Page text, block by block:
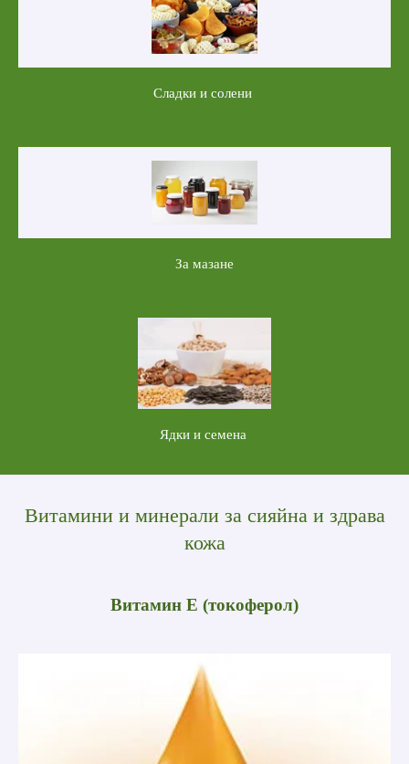
Сладки и солени
За мазане
Ядки и семена
Витамини и минерали за сияйна и здрава
кожа
Витамин Е (токоферол)